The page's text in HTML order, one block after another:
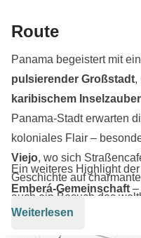
Route
Panama begeistert mit
pulsierender Großstadt,
karibischem Inselzauber
Panama-Stadt erwarten
koloniales Flair –
Viejo, wo sich
Geschichte auf
auch ein Besuch des
fehlen – ein Meisterwerk
Ein weiteres Highlight
Emberá-Gemeinschaft –
Regenwald lebt und
Weiterlesen